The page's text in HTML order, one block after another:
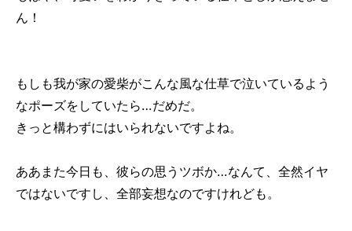
ん！
もしも我が家の愛柴がこんな風な仕草で泣いているよう
なポーズをしていたら…だめだ。
きっと構わずにはいられないですよね。
ああまた今日も、彼らの思うツボか…なんて、全然イヤ
ではないですし、全部妄想なのですけれども。